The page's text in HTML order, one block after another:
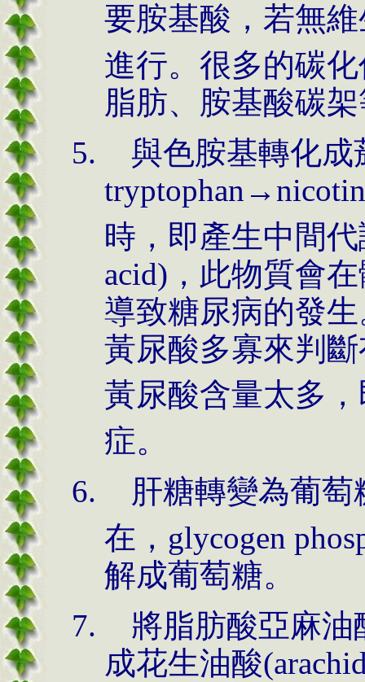
要胺基酸，若無
進行。很多的碳
脂肪、胺基酸碳
與色胺基轉化成
時，即產生中間
acid)，此物質會
導致糖尿病的發
黃尿酸多寡來判
黃尿酸含量太多
症。
肝糖轉變為葡
在，glycogen
解成葡萄糖。
將脂肪酸亞麻油
成花生油酸